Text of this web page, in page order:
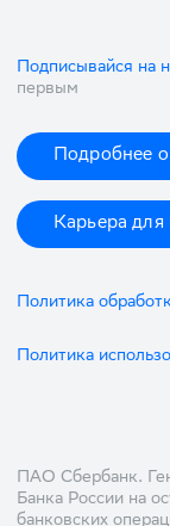
Подписывайся на
первым
Подробнее о
Карьера для
Политика
Политика
ПАО Сбербанк.
Банка России на
банковских